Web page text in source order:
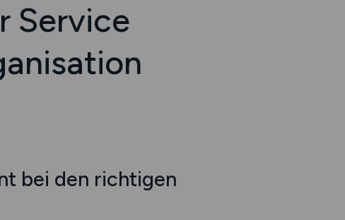
Service
bei den richtigen